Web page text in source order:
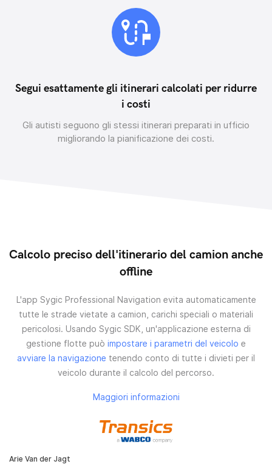
Segui esattamente gli itinerari calcolati per ridurre
i costi
Gli autisti seguono gli stessi itinerari preparati in ufficio
migliorando la pianificazione dei costi.
Calcolo preciso dell'itinerario del camion anche
offline
L'app Sygic Professional Navigation evita automaticamente
tutte le strade vietate a camion, carichi speciali o materiali
pericolosi. Usando Sygic SDK, un'applicazione esterna di
gestione flotte può impostare i parametri del veicolo e
avviare la navigazione tenendo conto di tutte i divieti per il
veicolo durante il calcolo del percorso.
Maggiori informazioni
Arie Van der Jagt